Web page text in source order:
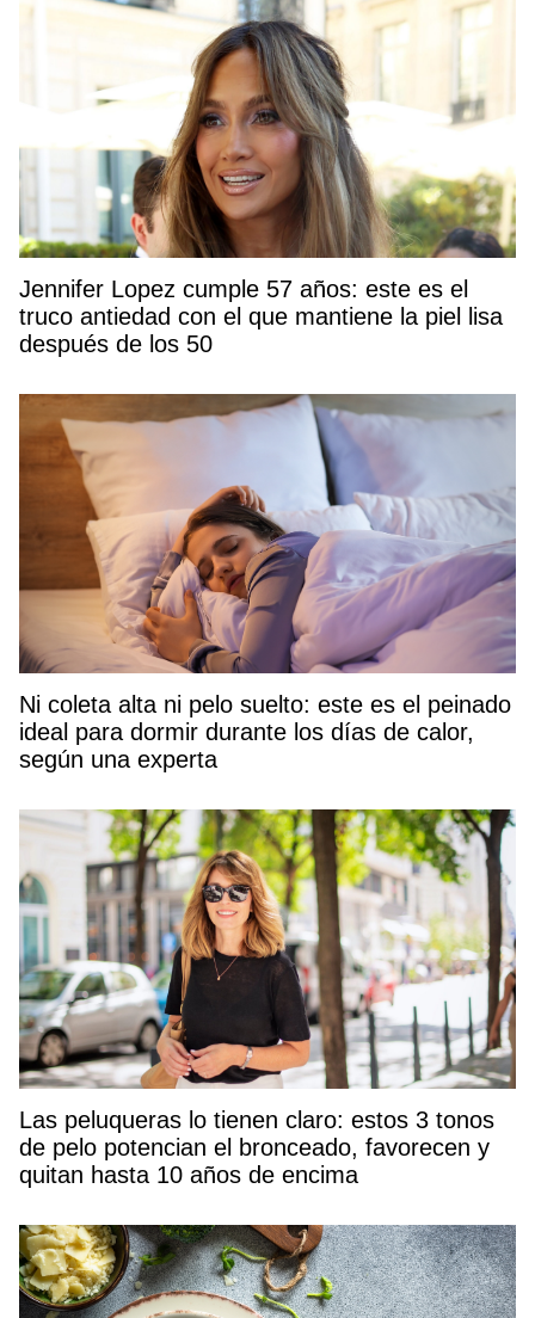
Jennifer Lopez cumple 57 años: este es el
truco antiedad con el que mantiene la piel lisa
después de los 50
Ni coleta alta ni pelo suelto: este es el peinado
ideal para dormir durante los días de calor,
según una experta
Las peluqueras lo tienen claro: estos 3 tonos
de pelo potencian el bronceado, favorecen y
quitan hasta 10 años de encima